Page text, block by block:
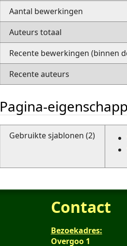
Aantal bewerkingen
Auteurs totaal
Recente bewerkingen (binnen
Recente auteurs
Pagina-
Gebruikte sjablonen (2)
Contact
Bezoekadres:
Overgoo 1